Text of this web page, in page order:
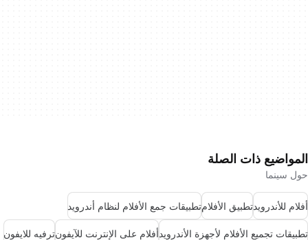
المواضيع ذات الصلة
حول سينما
أفلام للأندرويدتطبيق الأفلامتطبيقات جمع الأفلام لنظام أندرويد
تطبيقات تجميع الأفلام لأجهزة الأندرويدأفلام على الإنترنت للآيفونترفيه للايفون